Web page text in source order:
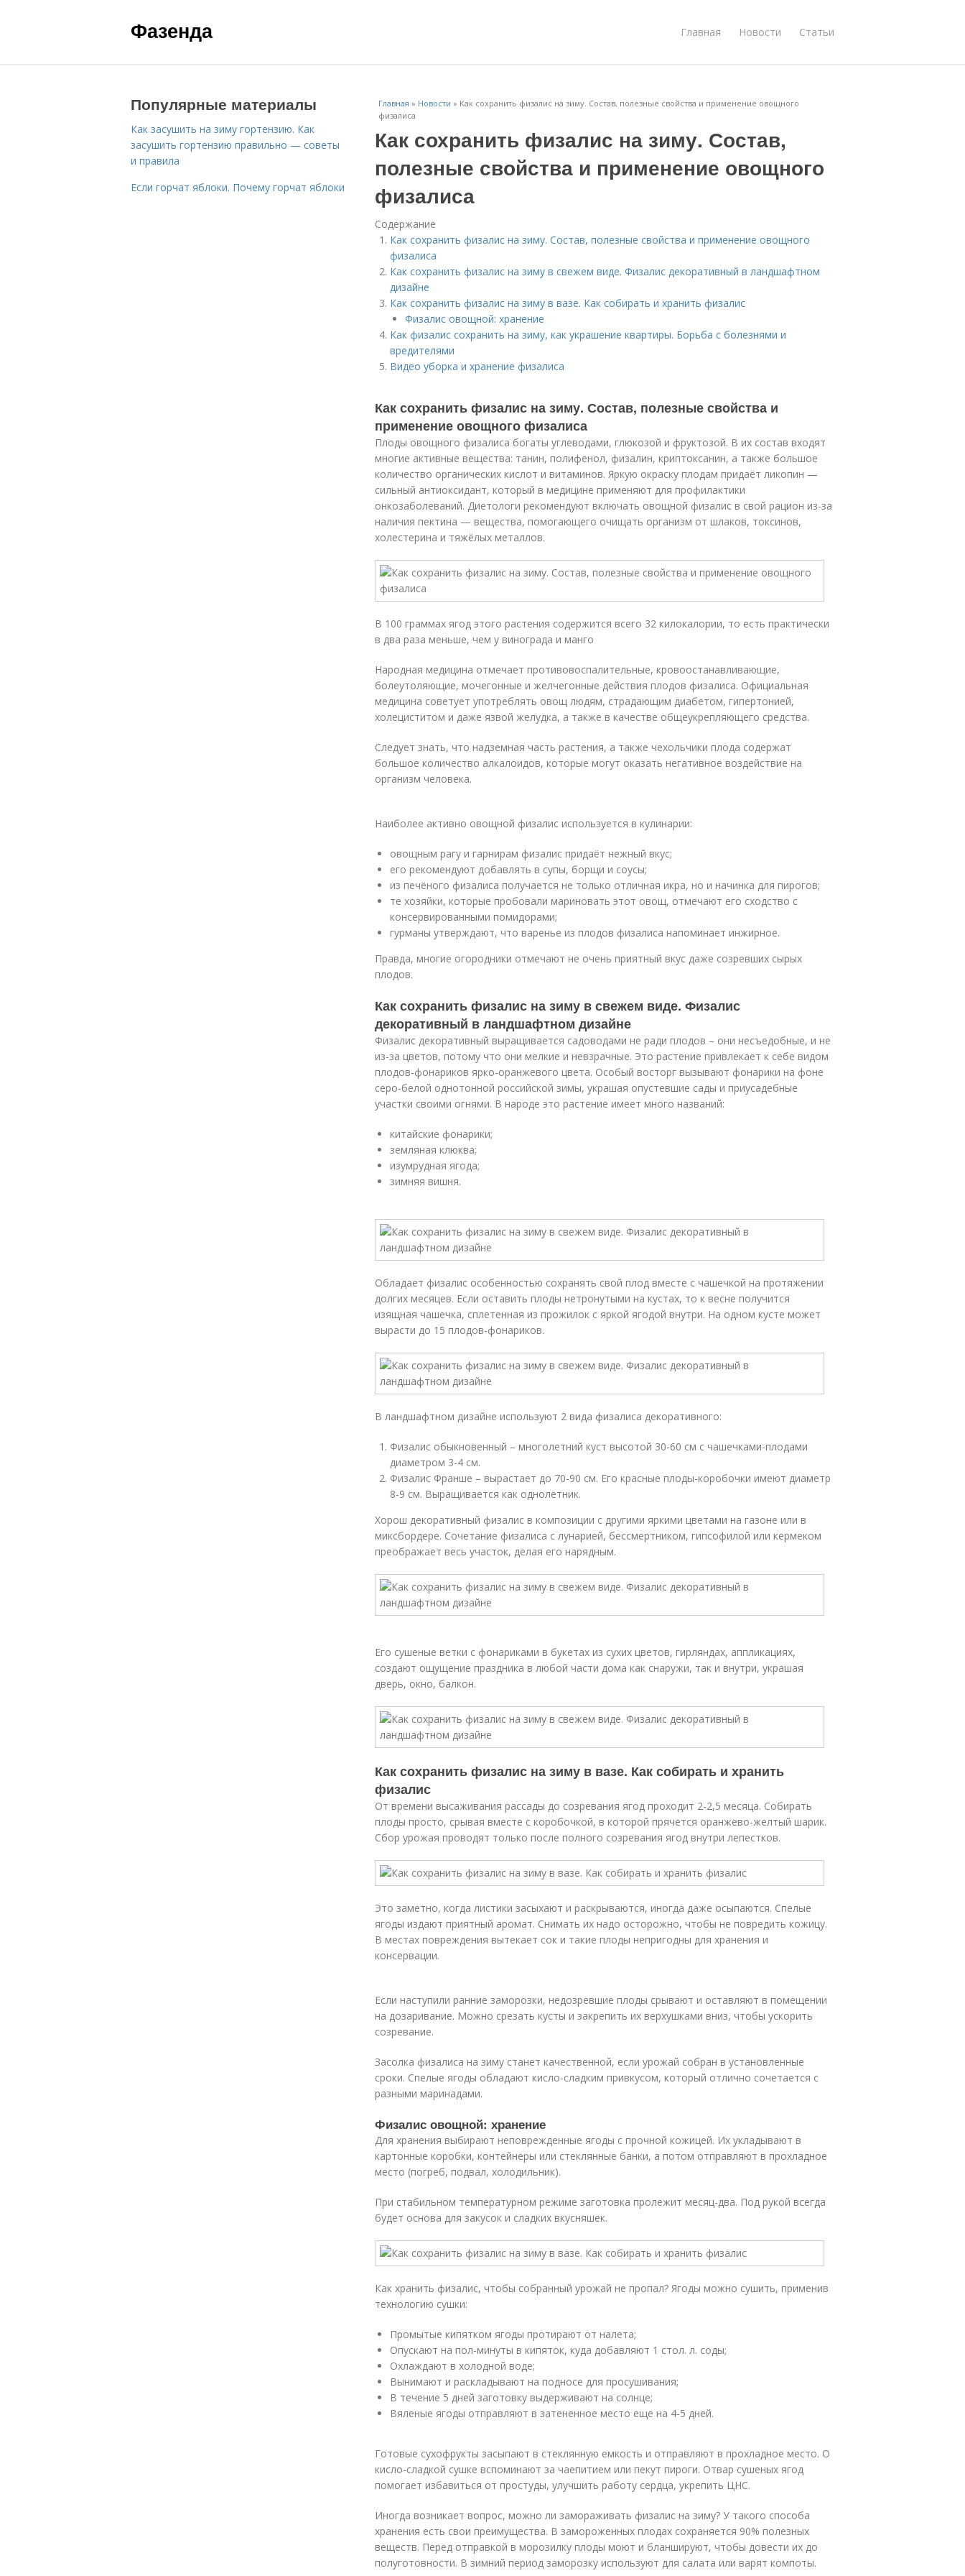
Фазенда Главная Новости Статьи
Главная » Новости » Как сохранить физалис на зиму. Состав, полезные свойства и применение овощного
физалиса
Как сохранить физалис на зиму. Состав,
полезные свойства и применение овощного
физалиса
Содержание
Как сохранить физалис на зиму. Состав, полезные свойства и применение овощного
физалиса
Как сохранить физалис на зиму в свежем виде. Физалис декоративный в ландшафтном
дизайне
Как сохранить физалис на зиму в вазе. Как собирать и хранить физалис
Физалис овощной: хранение
Как физалис сохранить на зиму, как украшение квартиры. Борьба с болезнями и
вредителями
Видео уборка и хранение физалиса
Как сохранить физалис на зиму. Состав, полезные свойства и
применение овощного физалиса
Плоды овощного физалиса богаты углеводами, глюкозой и фруктозой. В их состав входят
многие активные вещества: танин, полифенол, физалин, криптоксанин, а также большое
количество органических кислот и витаминов. Яркую окраску плодам придаёт ликопин —
сильный антиоксидант, который в медицине применяют для профилактики
онкозаболеваний. Диетологи рекомендуют включать овощной физалис в свой рацион из-за
наличия пектина — вещества, помогающего очищать организм от шлаков, токсинов,
холестерина и тяжёлых металлов.
В 100 граммах ягод этого растения содержится всего 32 килокалории, то есть практически
в два раза меньше, чем у винограда и манго
Народная медицина отмечает противовоспалительные, кровоостанавливающие,
болеутоляющие, мочегонные и желчегонные действия плодов физалиса. Официальная
медицина советует употреблять овощ людям, страдающим диабетом, гипертонией,
холециститом и даже язвой желудка, а также в качестве общеукрепляющего средства.
Следует знать, что надземная часть растения, а также чехольчики плода содержат
большое количество алкалоидов, которые могут оказать негативное воздействие на
организм человека.
Наиболее активно овощной физалис используется в кулинарии:
овощным рагу и гарнирам физалис придаёт нежный вкус;
его рекомендуют добавлять в супы, борщи и соусы;
из печёного физалиса получается не только отличная икра, но и начинка для пирогов;
те хозяйки, которые пробовали мариновать этот овощ, отмечают его сходство с
консервированными помидорами;
гурманы утверждают, что варенье из плодов физалиса напоминает инжирное.
Правда, многие огородники отмечают не очень приятный вкус даже созревших сырых
плодов.
Как сохранить физалис на зиму в свежем виде. Физалис
декоративный в ландшафтном дизайне
Физалис декоративный выращивается садоводами не ради плодов – они несъедобные, и не
из-за цветов, потому что они мелкие и невзрачные. Это растение привлекает к себе видом
плодов-фонариков ярко-оранжевого цвета. Особый восторг вызывают фонарики на фоне
серо-белой однотонной российской зимы, украшая опустевшие сады и приусадебные
участки своими огнями. В народе это растение имеет много названий:
китайские фонарики;
земляная клюква;
изумрудная ягода;
зимняя вишня.
Обладает физалис особенностью сохранять свой плод вместе с чашечкой на протяжении
долгих месяцев. Если оставить плоды нетронутыми на кустах, то к весне получится
изящная чашечка, сплетенная из прожилок с яркой ягодой внутри. На одном кусте может
вырасти до 15 плодов-фонариков.
В ландшафтном дизайне используют 2 вида физалиса декоративного:
Физалис обыкновенный – многолетний куст высотой 30-60 см с чашечками-плодами
диаметром 3-4 см.
Физалис Франше – вырастает до 70-90 см. Его красные плоды-коробочки имеют диаметр
8-9 см. Выращивается как однолетник.
Хорош декоративный физалис в композиции с другими яркими цветами на газоне или в
миксбордере. Сочетание физалиса с лунарией, бессмертником, гипсофилой или кермеком
преображает весь участок, делая его нарядным.
Его сушеные ветки с фонариками в букетах из сухих цветов, гирляндах, аппликациях,
создают ощущение праздника в любой части дома как снаружи, так и внутри, украшая
дверь, окно, балкон.
Как сохранить физалис на зиму в вазе. Как собирать и хранить
физалис
От времени высаживания рассады до созревания ягод проходит 2-2,5 месяца. Собирать
плоды просто, срывая вместе с коробочкой, в которой прячется оранжево-желтый шарик.
Сбор урожая проводят только после полного созревания ягод внутри лепестков.
Это заметно, когда листики засыхают и раскрываются, иногда даже осыпаются. Спелые
ягоды издают приятный аромат. Снимать их надо осторожно, чтобы не повредить кожицу.
В местах повреждения вытекает сок и такие плоды непригодны для хранения и
консервации.
Если наступили ранние заморозки, недозревшие плоды срывают и оставляют в помещении
на дозаривание. Можно срезать кусты и закрепить их верхушками вниз, чтобы ускорить
созревание.
Засолка физалиса на зиму станет качественной, если урожай собран в установленные
сроки. Спелые ягоды обладают кисло-сладким привкусом, который отлично сочетается с
разными маринадами.
Физалис овощной: хранение
Для хранения выбирают неповрежденные ягоды с прочной кожицей. Их укладывают в
картонные коробки, контейнеры или стеклянные банки, а потом отправляют в прохладное
место (погреб, подвал, холодильник).
При стабильном температурном режиме заготовка пролежит месяц-два. Под рукой всегда
будет основа для закусок и сладких вкусняшек.
Как хранить физалис, чтобы собранный урожай не пропал? Ягоды можно сушить, применив
технологию сушки:
Промытые кипятком ягоды протирают от налета;
Опускают на пол-минуты в кипяток, куда добавляют 1 стол. л. соды;
Охлаждают в холодной воде;
Вынимают и раскладывают на подносе для просушивания;
В течение 5 дней заготовку выдерживают на солнце;
Вяленые ягоды отправляют в затененное место еще на 4-5 дней.
Готовые сухофрукты засыпают в стеклянную емкость и отправляют в прохладное место. О
кисло-сладкой сушке вспоминают за чаепитием или пекут пироги. Отвар сушеных ягод
помогает избавиться от простуды, улучшить работу сердца, укрепить ЦНС.
Иногда возникает вопрос, можно ли замораживать физалис на зиму? У такого способа
хранения есть свои преимущества. В замороженных плодах сохраняется 90% полезных
веществ. Перед отправкой в морозилку плоды моют и бланшируют, чтобы довести их до
полуготовности. В зимний период заморозку используют для салата или варят компоты.
Популярные материалы
Как засушить на зиму гортензию. Как
засушить гортензию правильно — советы
и правила
Если горчат яблоки. Почему горчат яблоки